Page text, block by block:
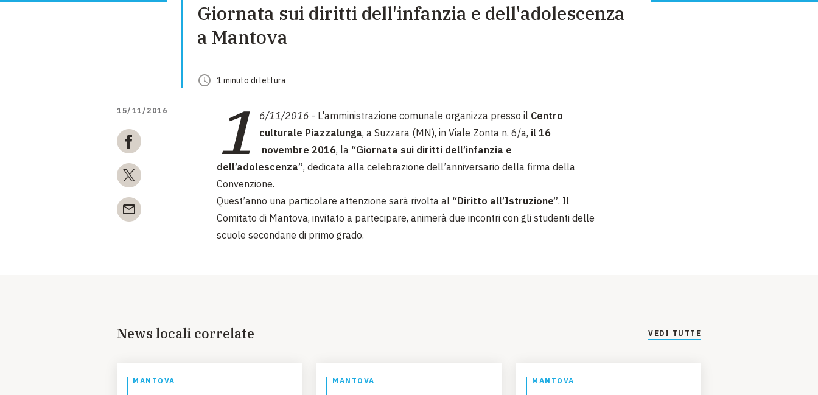
EMERGENZE
Giornata sui diritti dell'infanzia e dell'adolescenza
a Mantova
1 minuto di lettura
15/11/2016 1 6/11/2016 - L'amministrazione comunale organizza presso il Centro
culturale Piazzalunga, a Suzzara (MN), in Viale Zonta n. 6/a, il 16
novembre 2016, la “Giornata sui diritti dell’infanzia e
dell’adolescenza”, dedicata alla celebrazione dell’anniversario della firma della
Convenzione.
Quest’anno una particolare attenzione sarà rivolta al “Diritto all’Istruzione”. Il
Comitato di Mantova, invitato a partecipare, animerà due incontri con gli studenti delle
scuole secondarie di primo grado.
News locali correlate VEDI TUTTE
MANTOVA MANTOVA MANTOVA